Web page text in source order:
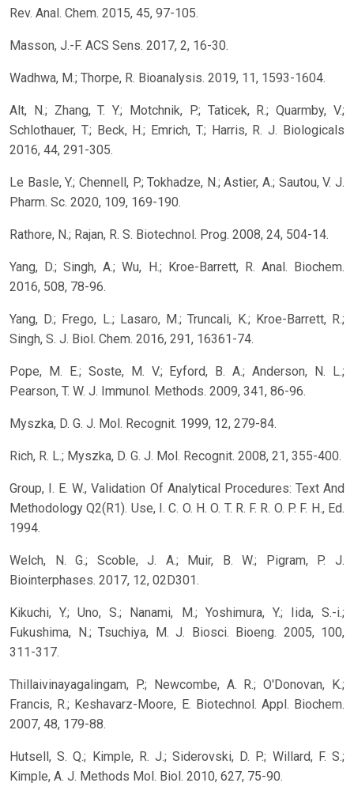
Rev. Anal. Chem. 2015, 45, 97-105.
Masson, J.-F. ACS Sens. 2017, 2, 16-30.
Wadhwa, M.; Thorpe, R. Bioanalysis. 2019, 11, 1593-1604.
Alt, N.; Zhang, T. Y.; Motchnik, P.; Taticek, R.; Quarmby, V.;
Schlothauer, T.; Beck, H.; Emrich, T.; Harris, R. J. Biologicals
2016, 44, 291-305.
Le Basle, Y.; Chennell, P.; Tokhadze, N.; Astier, A.; Sautou, V. J.
Pharm. Sc. 2020, 109, 169-190.
Rathore, N.; Rajan, R. S. Biotechnol. Prog. 2008, 24, 504-14.
Yang, D.; Singh, A.; Wu, H.; Kroe-Barrett, R. Anal. Biochem.
2016, 508, 78-96.
Yang, D.; Frego, L.; Lasaro, M.; Truncali, K.; Kroe-Barrett, R.;
Singh, S. J. Biol. Chem. 2016, 291, 16361-74.
Pope, M. E.; Soste, M. V.; Eyford, B. A.; Anderson, N. L.;
Pearson, T. W. J. Immunol. Methods. 2009, 341, 86-96.
Myszka, D. G. J. Mol. Recognit. 1999, 12, 279-84.
Rich, R. L.; Myszka, D. G. J. Mol. Recognit. 2008, 21, 355-400.
Group, I. E. W., Validation Of Analytical Procedures: Text And
Methodology Q2(R1). Use, I. C. O. H. O. T. R. F. R. O. P. F. H., Ed.
1994.
Welch, N. G.; Scoble, J. A.; Muir, B. W.; Pigram, P. J.
Biointerphases. 2017, 12, 02D301.
Kikuchi, Y.; Uno, S.; Nanami, M.; Yoshimura, Y.; Iida, S.-i.;
Fukushima, N.; Tsuchiya, M. J. Biosci. Bioeng. 2005, 100,
311-317.
Thillaivinayagalingam, P.; Newcombe, A. R.; O'Donovan, K.;
Francis, R.; Keshavarz-Moore, E. Biotechnol. Appl. Biochem.
2007, 48, 179-88.
Hutsell, S. Q.; Kimple, R. J.; Siderovski, D. P.; Willard, F. S.;
Kimple, A. J. Methods Mol. Biol. 2010, 627, 75-90.